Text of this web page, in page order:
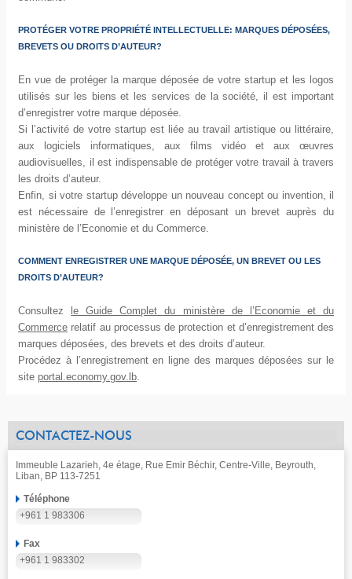
PROTÉGER VOTRE PROPRIÉTÉ INTELLECTUELLE: MARQUES DÉPOSÉES,
BREVETS OU DROITS D’AUTEUR?
En vue de protéger la marque déposée de votre startup et les logos
utilisés sur les biens et les services de la société, il est important
d’enregistrer votre marque déposée.
Si l’activité de votre startup est liée au travail artistique ou littéraire,
aux logiciels informatiques, aux films vidéo et aux œuvres
audiovisuelles, il est indispensable de protéger votre travail à travers
les droits d’auteur.
Enfin, si votre startup développe un nouveau concept ou invention, il
est nécessaire de l’enregistrer en déposant un brevet auprès du
ministère de l’Economie et du Commerce.
COMMENT ENREGISTRER UNE MARQUE DÉPOSÉE, UN BREVET OU LES
DROITS D’AUTEUR?
Consultez
le Guide Complet du ministère de l’Economie et du
Commerce relatif au processus de protection et d’enregistrement des
marques déposées, des brevets et des droits d’auteur.
Procédez à l’enregistrement en ligne des marques déposées sur le
site portal.economy.gov.lb.
CONTACTEZ-NOUS
Immeuble Lazarieh, 4e étage, Rue Emir Béchir, Centre-Ville, Beyrouth,
Liban, BP 113-7251
Téléphone
+961 1 983306
Fax
+961 1 983302